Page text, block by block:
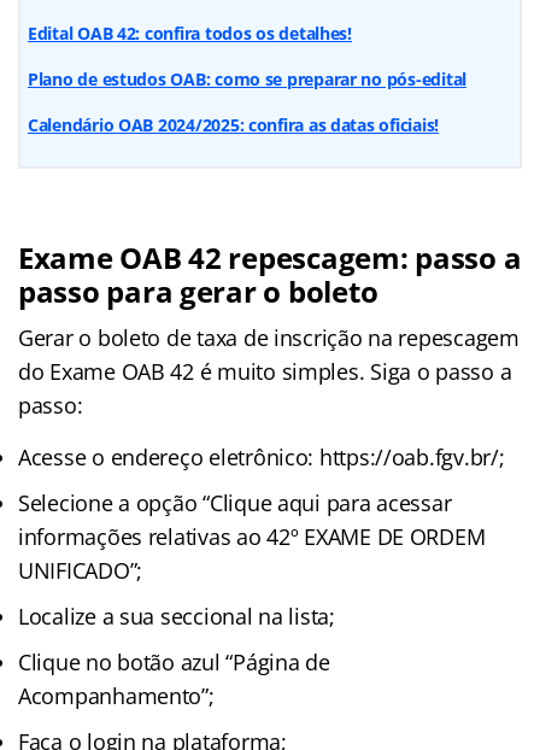
Edital OAB 42: confira todos os detalhes!
Plano de estudos OAB: como se preparar no pós-edital
Calendário OAB 2024/2025: confira as datas oficiais!
Exame OAB 42 repescagem: passo a
passo para gerar o boleto
Gerar o boleto de taxa de inscrição na repescagem
do Exame OAB 42 é muito simples. Siga o passo a
passo:
Acesse o endereço eletrônico: https://oab.fgv.br/;
Selecione a opção “Clique aqui para acessar
informações relativas ao 42º EXAME DE ORDEM
UNIFICADO”;
Localize a sua seccional na lista;
Clique no botão azul “Página de
Acompanhamento”;
Faça o login na plataforma;